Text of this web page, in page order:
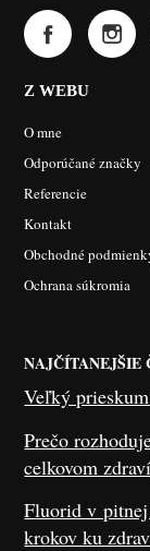
Z WEBU
O mne
Odporúčané značky
Referencie
Kontakt
Obchodné
Ochrana súkromia
NAJČÍTANEJŠIE
Veľký
Prečo
celkovom zdraví
Fluorid v pitnej
krokov ku